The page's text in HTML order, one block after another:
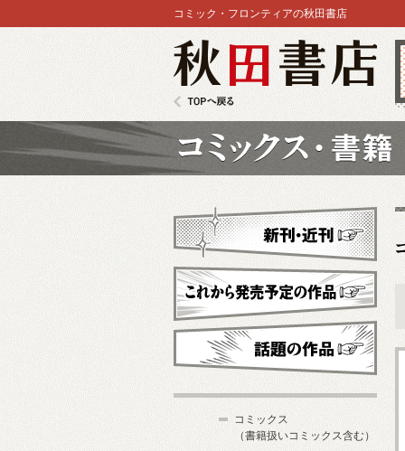
コミック・フロンティアの秋田書店
新刊・近刊
これから発売予定
コミックス
（書籍扱いコミックス含む）